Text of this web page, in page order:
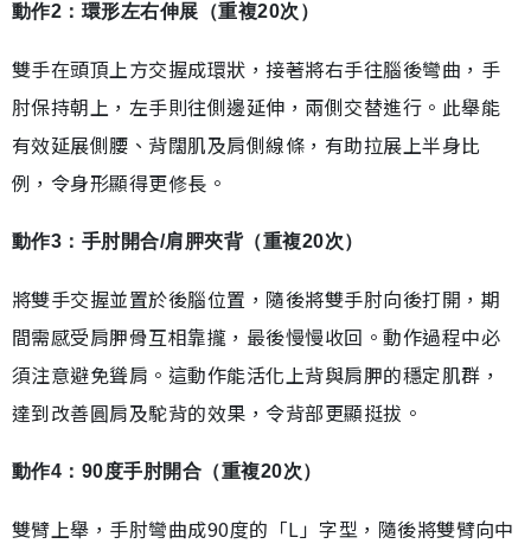
動作2：環形左右伸展（重複20次）
雙手在頭頂上方交握成環狀，接著將右手往腦後彎曲，手
肘保持朝上，左手則往側邊延伸，兩側交替進行。此舉能
有效延展側腰、背闊肌及肩側線條，有助拉展上半身比
例，令身形顯得更修長。
動作3：手肘開合/肩胛夾背（重複20次）
將雙手交握並置於後腦位置，隨後將雙手肘向後打開，期
間需感受肩胛骨互相靠攏，最後慢慢收回。動作過程中必
須注意避免聳肩。這動作能活化上背與肩胛的穩定肌群，
達到改善圓肩及駝背的效果，令背部更顯挺拔。
動作4：90度手肘開合（重複20次）
雙臂上舉，手肘彎曲成90度的「L」字型，隨後將雙臂向中